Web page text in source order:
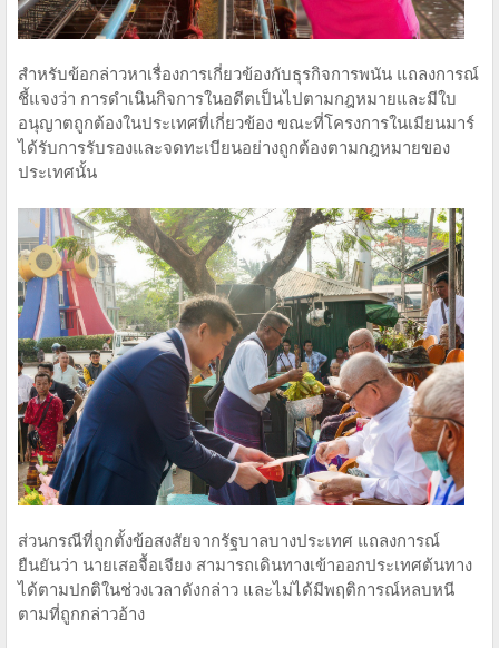
สำหรับข้อกล่าวหาเรื่องการเกี่ยวข้องกับธุรกิจการพนัน แถลงการณ์
ชี้แจงว่า การดำเนินกิจการในอดีตเป็นไปตามกฎหมายและมีใบ
อนุญาตถูกต้องในประเทศที่เกี่ยวข้อง ขณะที่โครงการในเมียนมาร์
ได้รับการรับรองและจดทะเบียนอย่างถูกต้องตามกฎหมายของ
ประเทศนั้น
ส่วนกรณีที่ถูกตั้งข้อสงสัยจากรัฐบาลบางประเทศ แถลงการณ์
ยืนยันว่า นายเสอจื้อเจียง สามารถเดินทางเข้าออกประเทศต้นทาง
ได้ตามปกติในช่วงเวลาดังกล่าว และไม่ได้มีพฤติการณ์หลบหนี
ตามที่ถูกกล่าวอ้าง